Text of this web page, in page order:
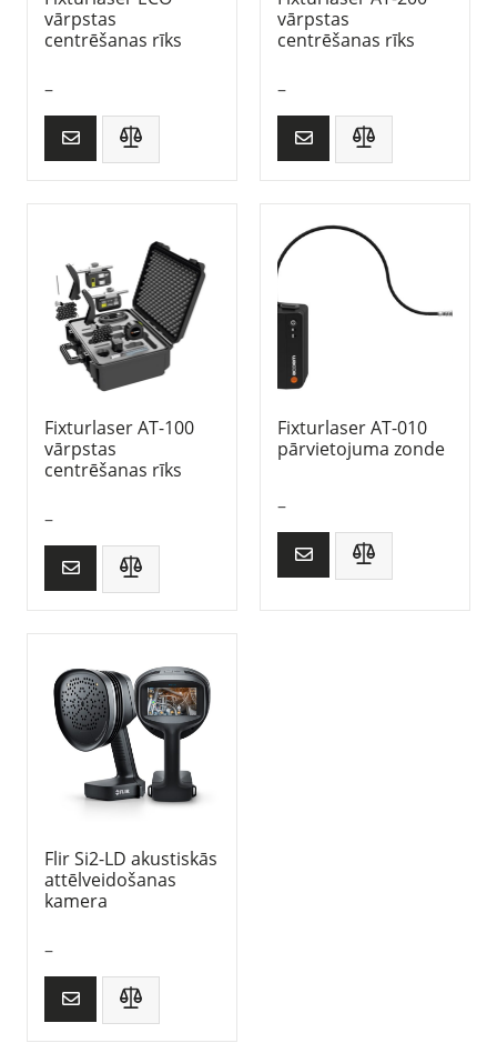
vārpstas
centrēšanas rīks
–
vārpstas
centrēšanas rīks
–
Fixturlaser AT-100
vārpstas
centrēšanas rīks
–
Fixturlaser AT-010
pārvietojuma zonde
–
Flir Si2-LD akustiskās
attēlveidošanas
kamera
–